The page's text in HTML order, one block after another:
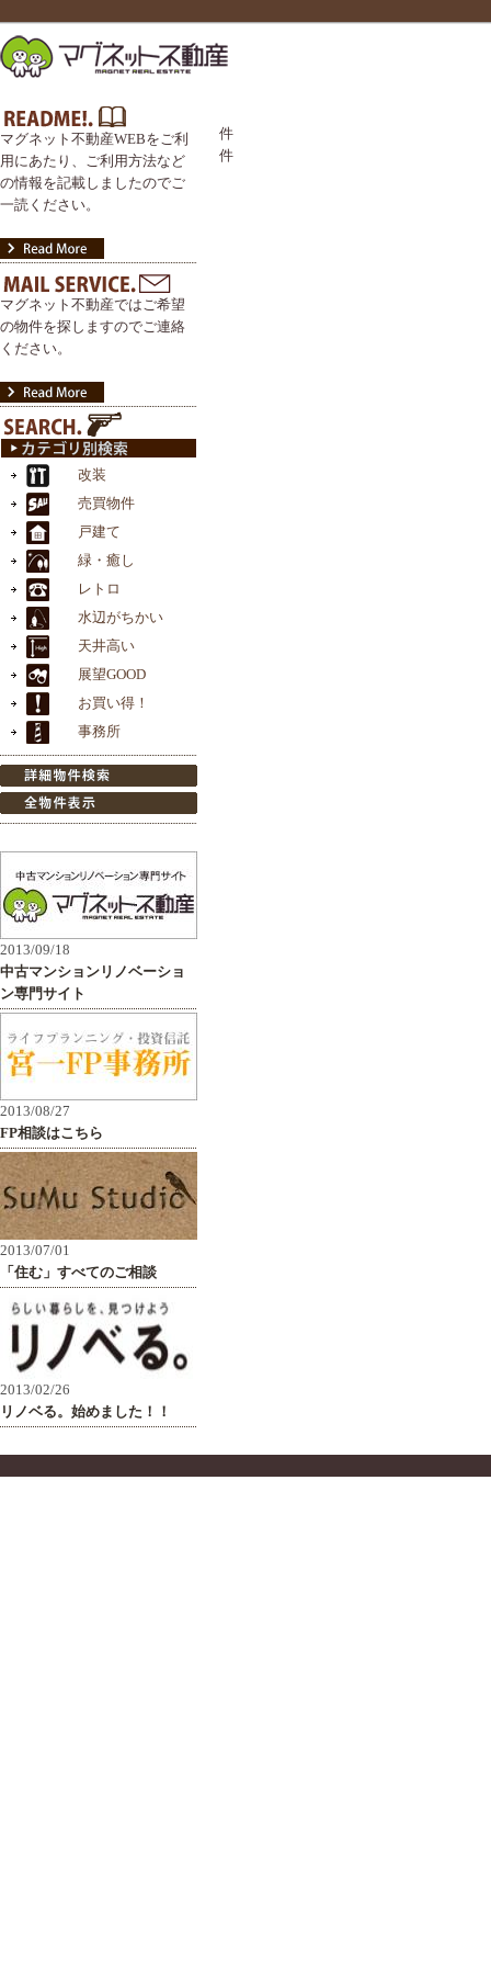
マグネット不動産WEBをご利
用にあたり、ご利用方法など
の情報を記載しましたのでご
一読ください。
マグネット不動産ではご希望
の物件を探しますのでご連絡
ください。
件
件